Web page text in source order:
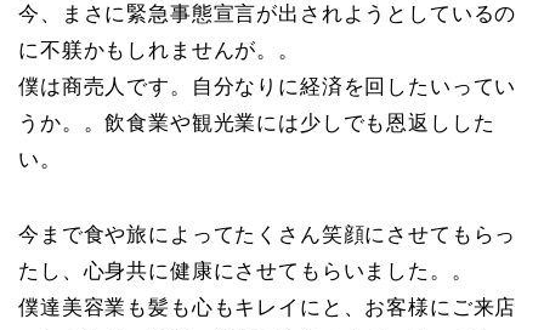
今、まさに緊急事態宣言が出されようとしているの
に不躾かもしれませんが。。
僕は商売人です。自分なりに経済を回したいってい
うか。。飲食業や観光業には少しでも恩返しした
い。
今まで食や旅によってたくさん笑顔にさせてもらっ
たし、心身共に健康にさせてもらいました。。
僕達美容業も髪も心もキレイにと、お客様にご来店